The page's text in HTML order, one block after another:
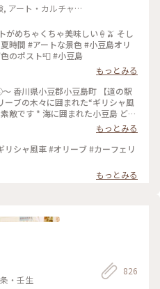
アート・カルチャ
のポスト📮 #小豆島
もっとみる
香川県小豆郡小豆島町 【道の駅
ーブの木々に囲まれた“ギリシャ風
敵です * 海に囲まれた小豆島 どの
ろに登るだけで 瀬戸内海を一望で
川 #小豆島 #道の駅小豆島オリーブ
ブポスト #瀬戸内海
もっとみる
シャ風車 #オリーブ #カーフェリ
もっとみる
・壬生
826